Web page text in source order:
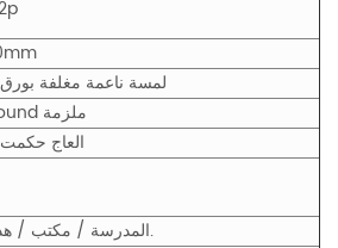
لمسة ناعمة مغلفة
Casebound ملزمة
العاج
المدرسة / مكتب / هدية / الخ.